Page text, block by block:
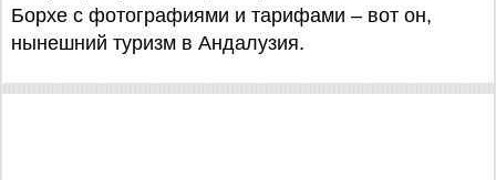
Борхе с фотографиями и тарифами – вот он,
нынешний туризм в Андалузия.